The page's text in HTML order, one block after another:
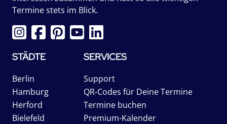
Termine stets im Blick.
STÄDTE
Berlin
Hamburg
Herford
Bielefeld
SERVICES
Support
QR-Codes für Deine Termine
Termine buchen
Premium-Kalender